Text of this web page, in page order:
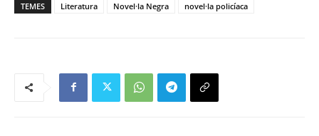
TEMES Literatura Novel·la Negra novel·la policíaca